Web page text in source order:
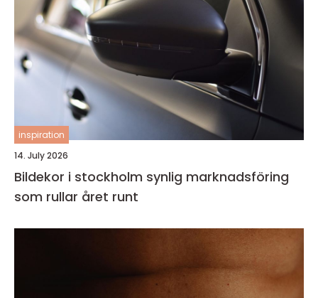
inspiration
14. July 2026
Bildekor i stockholm synlig marknadsföring
som rullar året runt